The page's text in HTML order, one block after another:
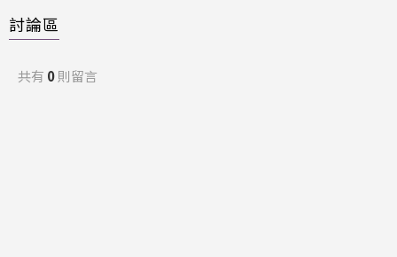
討論區
共有 0則留言